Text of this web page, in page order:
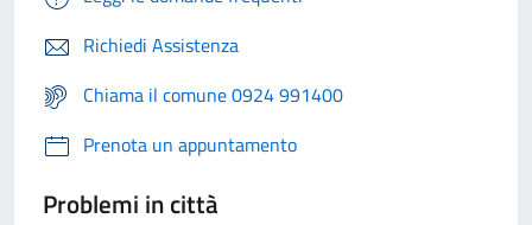
Richiedi Assistenza
Chiama il comune 0924 991400
Prenota un appuntamento
Problemi in città